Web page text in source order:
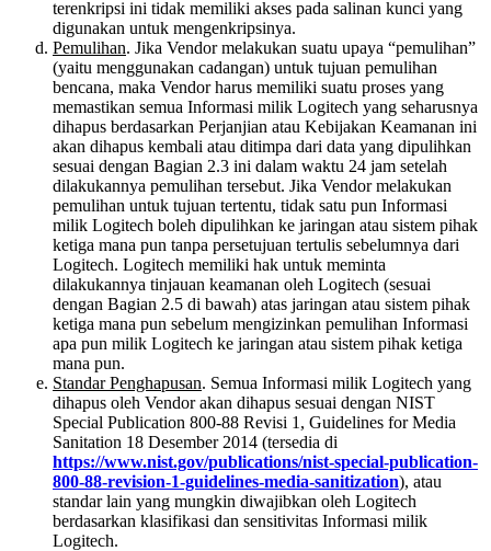
terenkripsi ini tidak memiliki akses pada salinan kunci yang
digunakan untuk mengenkripsinya.
Pemulihan. Jika Vendor melakukan suatu upaya “pemulihan”
(yaitu menggunakan cadangan) untuk tujuan pemulihan
bencana, maka Vendor harus memiliki suatu proses yang
memastikan semua Informasi milik Logitech yang seharusnya
dihapus berdasarkan Perjanjian atau Kebijakan Keamanan ini
akan dihapus kembali atau ditimpa dari data yang dipulihkan
sesuai dengan Bagian 2.3 ini dalam waktu 24 jam setelah
dilakukannya pemulihan tersebut. Jika Vendor melakukan
pemulihan untuk tujuan tertentu, tidak satu pun Informasi
milik Logitech boleh dipulihkan ke jaringan atau sistem pihak
ketiga mana pun tanpa persetujuan tertulis sebelumnya dari
Logitech. Logitech memiliki hak untuk meminta
dilakukannya tinjauan keamanan oleh Logitech (sesuai
dengan Bagian 2.5 di bawah) atas jaringan atau sistem pihak
ketiga mana pun sebelum mengizinkan pemulihan Informasi
apa pun milik Logitech ke jaringan atau sistem pihak ketiga
mana pun.
Standar Penghapusan. Semua Informasi milik Logitech yang
dihapus oleh Vendor akan dihapus sesuai dengan NIST
Special Publication 800-88 Revisi 1, Guidelines for Media
Sanitation 18 Desember 2014 (tersedia di
https://www.nist.gov/publications/nist-special-publication-
800-88-revision-1-guidelines-media-sanitization), atau
standar lain yang mungkin diwajibkan oleh Logitech
berdasarkan klasifikasi dan sensitivitas Informasi milik
Logitech.